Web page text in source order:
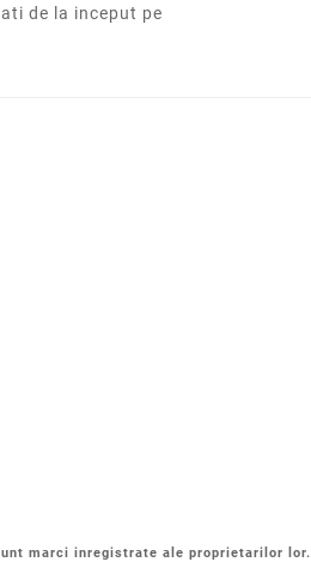
de la inceput pe
marci inregistrate ale proprietarilor lor.